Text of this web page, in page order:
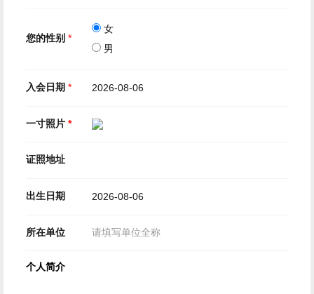
您的性别 *
女
男
入会日期 *
一寸照片 *
证照地址
出生日期
所在单位
个人简介